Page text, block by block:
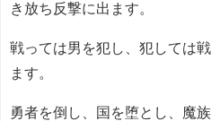
き放ち反撃に出ます。
戦っては男を犯し、犯しては
ます。
勇者を倒し、国を堕とし、魔